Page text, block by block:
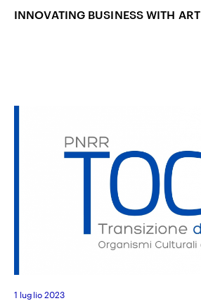
INNOVATING BUSINESS WITH ART
1 luglio 2023